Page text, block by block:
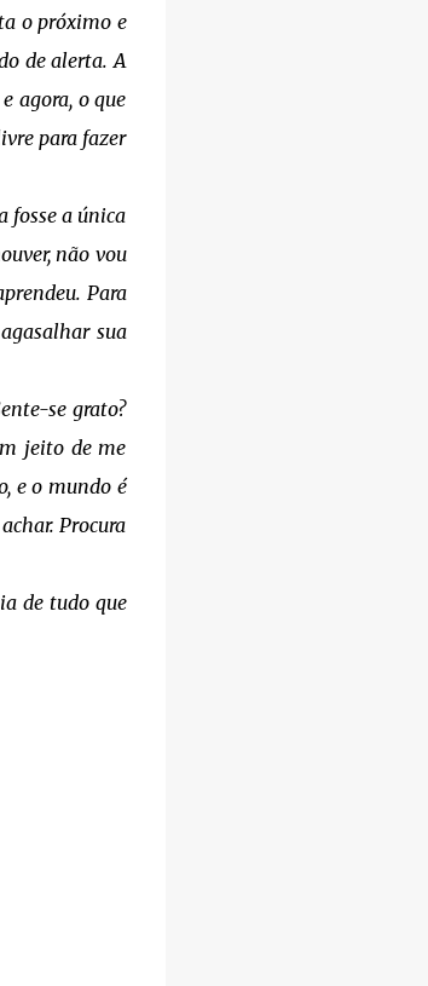
o próximo e
de alerta. A
agora, o que
para fazer
fosse a única
não vou
Para
sua
se grato?
jeito de me
e o mundo é
Procura
de tudo que